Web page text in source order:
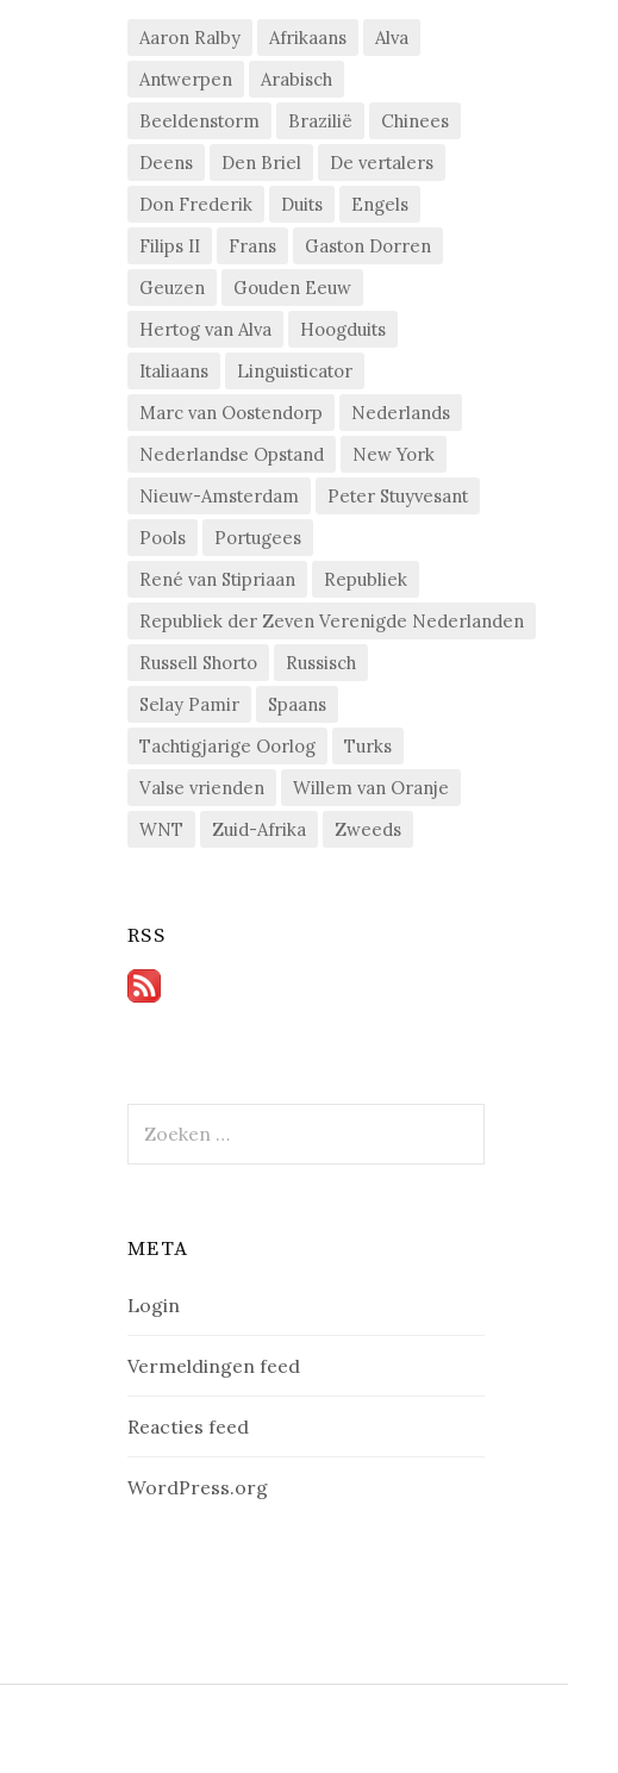
Aaron Ralby Afrikaans
Alva
Antwerpen
Arabisch
Beeldenstorm
Brazilië
Chinees
Deens
Den Briel
De vertalers
Don Frederik
Duits
Engels
Filips II
Frans
Gaston Dorren
Geuzen
Gouden Eeuw
Hertog van Alva
Hoogduits
Italiaans
Linguisticator
Marc van Oostendorp
Nederlands
Nederlandse Opstand
New York
Nieuw-Amsterdam
Peter Stuyvesant
Pools
Portugees
René van Stipriaan
Republiek
Republiek der Zeven Verenigde Nederlanden
Russell Shorto
Russisch
Selay Pamir
Spaans
Tachtigjarige Oorlog
Turks
Valse vrienden
Willem van Oranje
WNT
Zuid-Afrika Zweeds
RSS
naar:
META
Login
Vermeldingen feed
Reacties feed
WordPress.org